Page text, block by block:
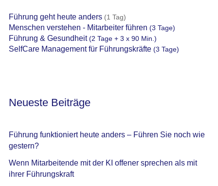
Führung geht heute anders(1 Tag)
Menschen verstehen - Mitarbeiter führen (3 Tage)
Führung & Gesundheit(2 Tage + 3 x 90 Min.)
SelfCare Management für Führungskräfte(3 Tage)
Neueste Beiträge
Führung funktioniert heute anders – Führen Sie noch wie
gestern?
Wenn Mitarbeitende mit der KI offener sprechen als mit
ihrer Führungskraft